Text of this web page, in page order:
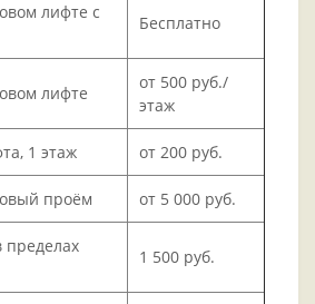
лифте с
Бесплатно
лифте
от 500 руб./
этаж
1 этаж от 200 руб.
проём от 5 000 руб.
1 500 руб.